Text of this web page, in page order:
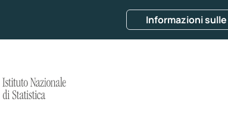
Informazioni